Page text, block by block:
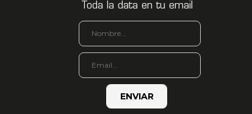
Toda la data en tu email